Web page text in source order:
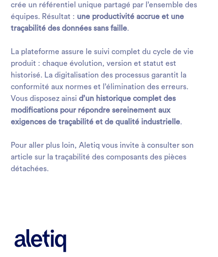
crée un référentiel unique partagé par l’ensemble des
équipes. Résultat : une productivité accrue et une
traçabilité des données sans faille.
La plateforme assure le suivi complet du cycle de vie
produit : chaque évolution, version et statut est
historisé. La digitalisation des processus garantit la
conformité aux normes et l’élimination des erreurs.
Vous disposez ainsid’un historique complet des
modifications pour répondre sereinement aux
exigences de traçabilité et de qualité industrielle.
Pour aller plus loin, Aletiq vous invite à consulter son
article sur latraçabilité des composants des pièces
détachées.